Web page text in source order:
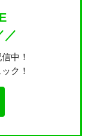
／
中！
ク！